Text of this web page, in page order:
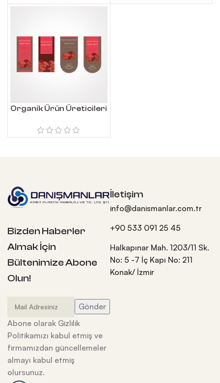
Organik Ürün Üreticileri
Bizden Haberler
Almak İçin
Bültenimize Abone
Olun!
Abone olarak Gizlilik
Politikamızı kabul etmiş ve
firmamızdan güncellemeler
almayı kabul etmiş
olursunuz.
İletişim
info@danismanlar.com.tr
+90 533 091 25 45
Halkapınar Mah. 1203/11 Sk.
No: 5 -7 İç Kapı No: 211
Konak/ İzmir